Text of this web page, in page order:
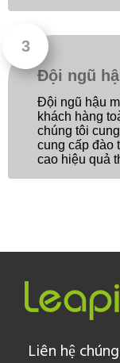
Đội ngũ
Đội ngũ hậu
khách hàng
chúng tôi
cung cấp đào
cao hiệu quả
Liên hệ